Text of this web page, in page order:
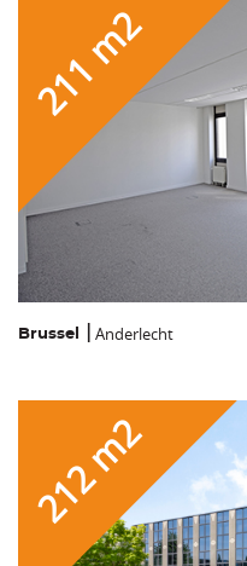
211 m2
Brussel Anderlecht
212 m2